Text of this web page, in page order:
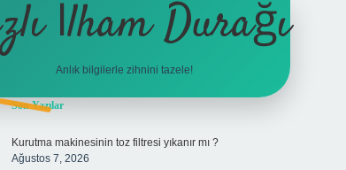
İlham Durağı
Anlık bilgilerle zihnini tazele!
Sidebar
Son Yazılar
Kurutma makinesinin toz filtresi yıkanır mı ?
Ağustos 7, 2026